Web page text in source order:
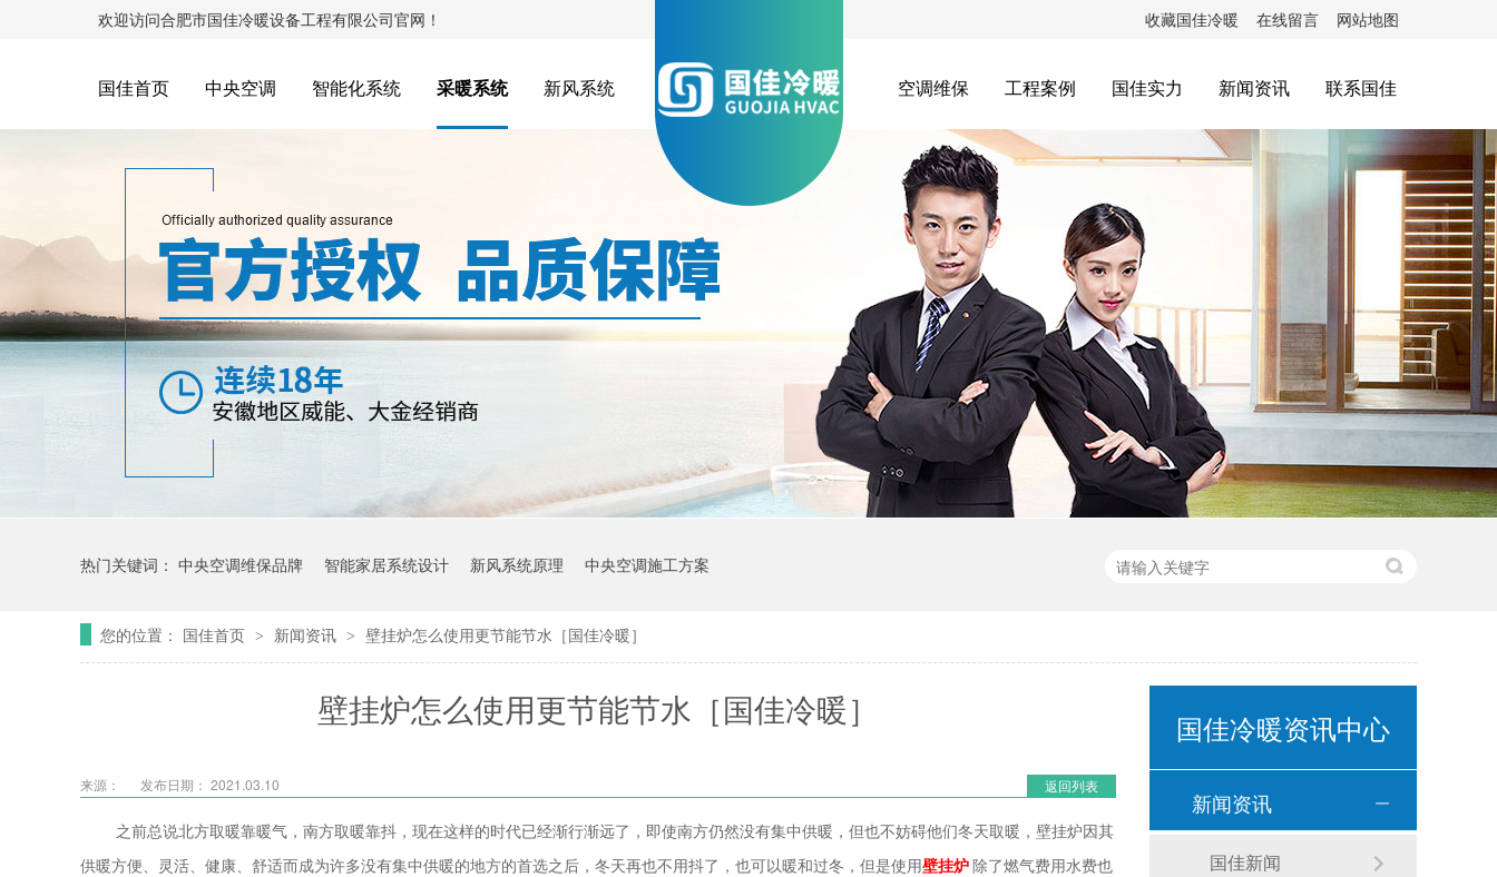
收藏国佳冷暖 在线留言 网站地图
欢迎访问合肥市国佳冷暖设备工程有限公司官网！
国佳首页 中央空调 智能化系统 采暖系统 新风系统 空调维保 工程案例 国佳实力 新闻资讯 联系国佳
热门关键词： 中央空调维保品牌 智能家居系统设计 新风系统原理 中央空调施工方案
您的位置： 国佳首页 > 新闻资讯 > 壁挂炉怎么使用更节能节水［国佳冷暖］
壁挂炉怎么使用更节能节水［国佳冷暖］
返回列表
来源： 发布日期： 2021.03.10
之前总说北方取暖靠暖气，南方取暖靠抖，现在这样的时代已经渐行渐远了，即使南方仍然没有集中供暖，但也不妨碍他们冬天取暖，壁挂炉因其
供暖方便、灵活、健康、舒适而成为许多没有集中供暖的地方的首选之后，冬天再也不用抖了，也可以暖和过冬，但是使用壁挂炉 除了燃气费用水费也
国佳冷暖资讯中心
新闻资讯
国佳新闻